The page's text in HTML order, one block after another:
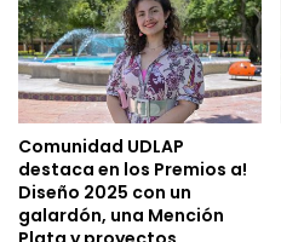
Comunidad UDLAP
destaca en los Premios a!
Diseño 2025 con un
galardón, una Mención